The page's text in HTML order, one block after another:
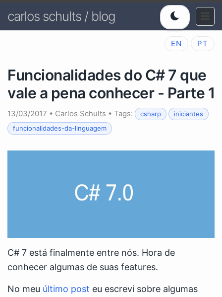
carlos schults / blog
EN PT
Funcionalidades do C# 7 que
vale a pena conhecer - Parte 1
13/03/2017 • Carlos Schults • Tags: csharp
iniciantes
funcionalidades-da-linguagem
C# 7 está finalmente entre nós. Hora de
conhecer algumas de suas features.
No meu último post eu escrevi sobre algumas